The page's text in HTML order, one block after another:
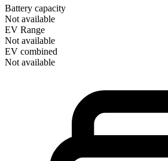
Battery capacity
Not available
EV Range
Not available
EV combined
Not available